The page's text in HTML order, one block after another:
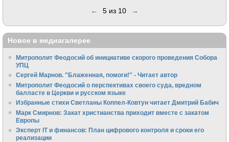
← 5 из 10 →
Новое в медиагалерее
Митрополит Феодосий об инициативе скорого проведения Собора
УПЦ
Сергей Марнов. "Блаженная, помоги!" - Читает автор
Митрополит Феодосий о перспективах своего суда, вредном
балласте в Церкви и русском языке
Избранные стихи Светланы Коппел-Ковтун читает Дмитрий Бабич
Марк Смирнов: Закат христианства приходит вместе с закатом
Европы
Эксперт IT и финансов: План цифрового контроля и сроки его
реализации